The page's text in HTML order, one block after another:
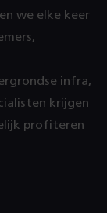
we elke keer
infra,
krijgen
profiteren